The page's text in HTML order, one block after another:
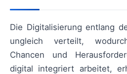
Die Digitalisierung entlang
ungleich verteilt,
Chancen und
digital integriert arbeitet,